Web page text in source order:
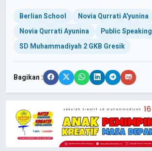
Berlian School
Novia Qurrati A'yunina
Novia Qurrati Ayunina
Public Speaking
SD Muhammadiyah 2 GKB Gresik
Bagikan :